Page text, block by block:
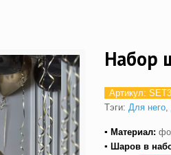
Набор
Артикул:
Тэги: Для него,
▪ Материал:
▪ Шаров в